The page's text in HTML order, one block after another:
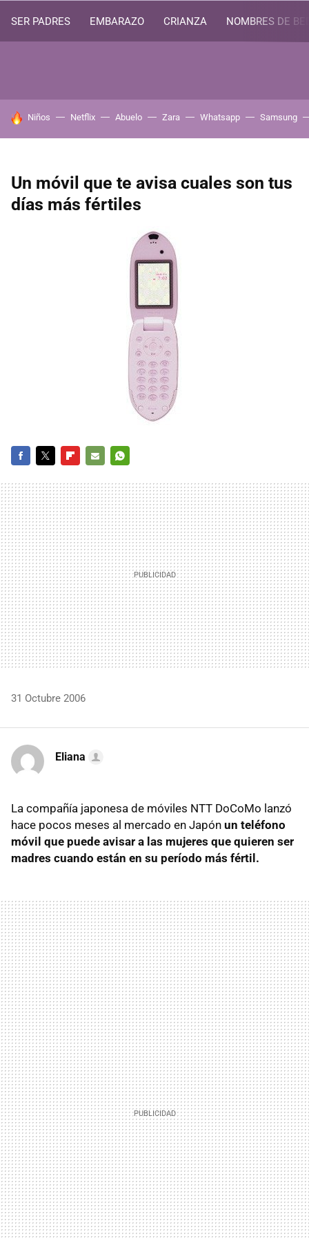
SER PADRES EMBARAZO CRIANZA NOMBRES DE
HOY SE HABLA DE
Niños Netflix Abuelo Zara Whatsapp Samsung
Un móvil que te avisa cuales son tus
días más fértiles
MAIL
31 Octubre 2006
Eliana
La compañía japonesa de móviles NTT DoCoMo lanzó
hace pocos meses al mercado en Japón un teléfono
móvil que puede avisar a las mujeres que quieren ser
madres cuando están en su período más fértil.